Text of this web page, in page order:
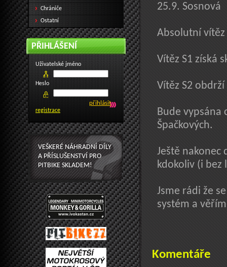
25.9. Sosnová
Absolutní vítěz
Vítěz S1 získá
Vítěz S2
Bude vypsána
Špačkových.
Ještě
kdokoliv (i bez
Jsme rádi že
systém a
Komentáře
Chrániče
Ostatní
PŘIHLÁŠENÍ
Uživatelské jméno
Heslo
registrace
VEŠKERÉ NÁHRADNÍ DÍLY
A PŘÍSLUŠENSTVÍ PRO
PITBIKE SKLADEM!